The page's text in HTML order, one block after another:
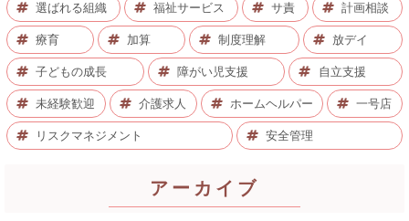
選ばれる組織 福祉サービス サ責 計画相談
療育 加算 制度理解 放デイ
子どもの成長 障がい児支援 自立支援
未経験歓迎 介護求人 ホームヘルパー 一号店
リスクマネジメント 安全管理
アーカイブ